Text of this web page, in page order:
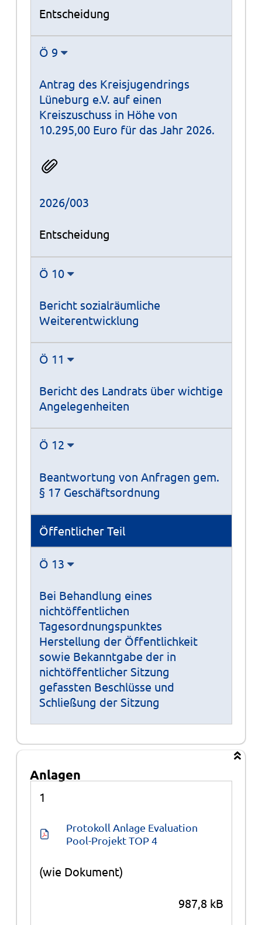
Entscheidung
Ö 9
Antrag des Kreisjugendrings
Lüneburg e.V. auf einen
Kreiszuschuss in Höhe von
10.295,00 Euro für das Jahr 2026.
2026/003
Entscheidung
Ö 10
Bericht sozialräumliche
Weiterentwicklung
Ö 11
Bericht des Landrats über wichtige
Angelegenheiten
Ö 12
Beantwortung von Anfragen gem.
§ 17 Geschäftsordnung
Öffentlicher Teil
Ö 13
Bei Behandlung eines
nichtöffentlichen
Tagesordnungspunktes
Herstellung der Öffentlichkeit
sowie Bekanntgabe der in
nichtöffentlicher Sitzung
gefassten Beschlüsse und
Schließung der Sitzung
Anlagen
1
Protokoll Anlage Evaluation
Pool-Projekt TOP 4
(wie Dokument)
987,8 kB